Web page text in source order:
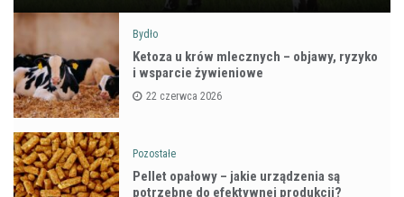
Bydło
Ketoza u krów mlecznych – objawy, ryzyko
i wsparcie żywieniowe
22 czerwca 2026
Pozostałe
Pellet opałowy – jakie urządzenia są
potrzebne do efektywnej produkcji?